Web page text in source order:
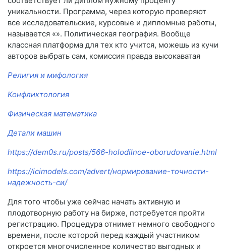
уникальности. Программа, через которую проверяют
все исследовательские, курсовые и дипломные работы,
называется «». Политическая география. Вообще
классная платформа для тех кто учится, можешь из кучи
авторов выбрать сам, комиссия правда высокаватая
Религия и мифология
Конфликтология
Физическая математика
Детали машин
https://dem0s.ru/posts/566-holodilnoe-oborudovanie.html
https://icimodels.com/advert/нормирование-точности-
надежность-си/
Для того чтобы уже сейчас начать активную и
плодотворную работу на бирже, потребуется пройти
регистрацию. Процедура отнимет немного свободного
времени, после которой перед каждый участником
откроется многочисленное количество выгодных и